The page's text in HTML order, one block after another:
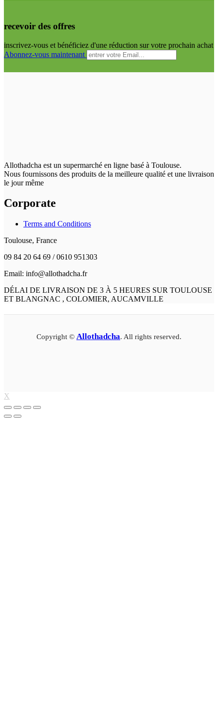
recevoir des offres
inscrivez-vous et bénéficiez d'une réduction sur votre prochain achat
Abonnez-vous maintenant
Allothadcha est un supermarché en ligne basé à Toulouse.
Nous fournissons des produits de la meilleure qualité et une livraison
le jour même
Corporate
Terms and Conditions
Toulouse, France
09 84 20 64 69 / 0610 951303
Email: info@allothadcha.fr
DÉLAI DE LIVRAISON DE 3 À 5 HEURES SUR TOULOUSE
ET BLANGNAC , COLOMIER, AUCAMVILLE
Copyright © Allothadcha. All rights reserved.
X